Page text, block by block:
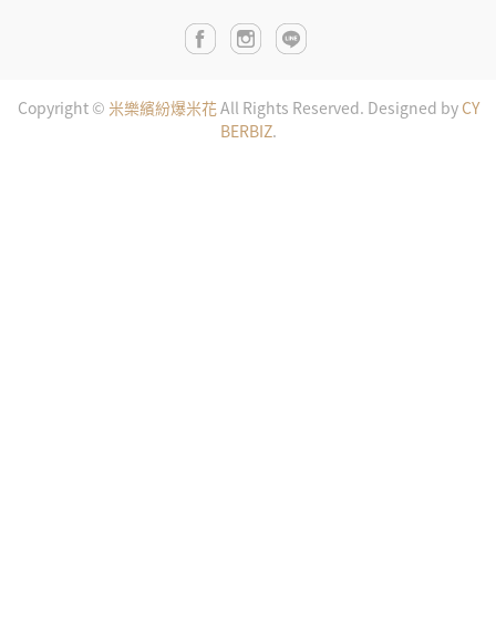
Copyright © 米樂繽紛爆米花All Rights Reserved. Designed byCY
BERBIZ.